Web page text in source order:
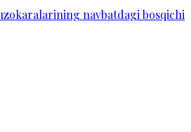
navbatdagi bosqichi